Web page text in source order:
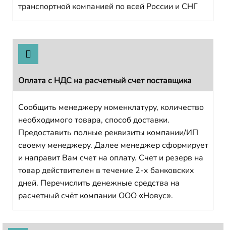
транспортной компанией по всей России и СНГ
Оплата с НДС на расчетный счет поставщика
Сообщить менеджеру номенклатуру, количество
необходимого товара, способ доставки.
Предоставить полные реквизиты компании/ИП
своему менеджеру. Далее менеджер сформирует
и направит Вам счет на оплату. Счет и резерв на
товар действителен в течение 2-х банковских
дней. Перечислить денежные средства на
расчетный счёт компании ООО «Новус».